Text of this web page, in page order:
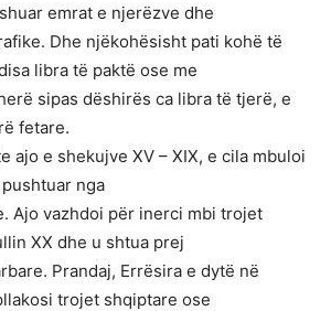
emrat e njerëzve dhe
Dhe njëkohësisht pati kohë të
libra të paktë ose me
sipas dëshirës ca libra të tjerë, e
fetare.
ajo e shekujve XV – XIX, e cila mbuloi
nga
Ajo vazhdoi për inerci mbi trojet
XX dhe u shtua prej
Prandaj, Errësira e dytë në
trojet shqiptare ose